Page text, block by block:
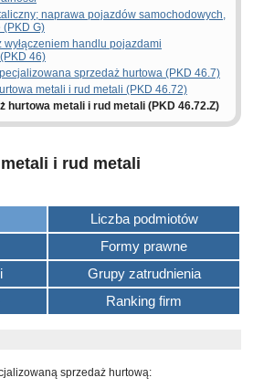
naprawa pojazdów samochodowych,
(PKD G)
wyłączeniem handlu pojazdami
46)
sprzedaż hurtowa (PKD 46.7)
metali i rud metali (PKD 46.72)
hurtowa metali i rud metali (PKD 46.72.Z)
i rud metali
Liczba podmiotów
Formy prawne
Grupy zatrudnienia
Ranking firm
sprzedaż hurtową: